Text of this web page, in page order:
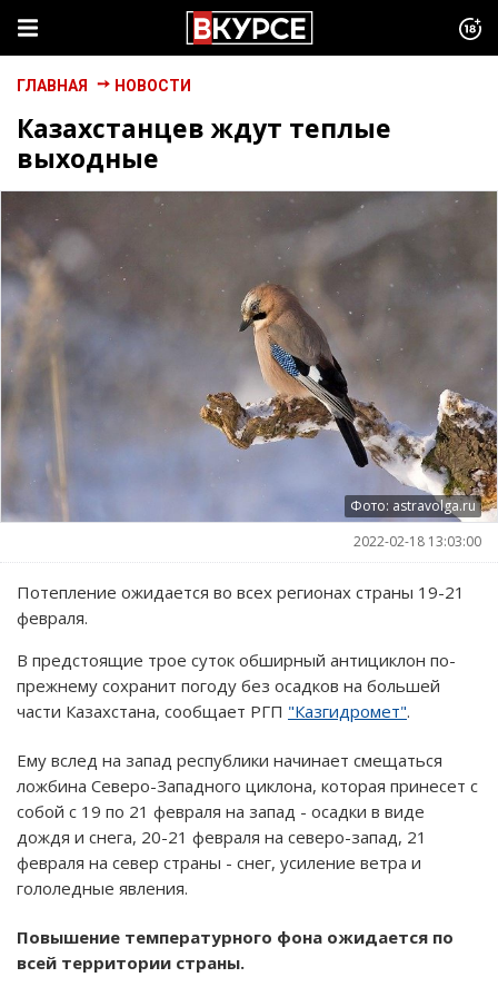
ГЛАВНАЯ НОВОСТИ
Казахстанцев ждут теплые
выходные
Фото: astravolga.ru
2022-02-18 13:03:00
Потепление ожидается во всех регионах страны 19-21
февраля.
В предстоящие трое суток обширный антициклон по-
прежнему сохранит погоду без осадков на большей
части Казахстана, сообщает РГП "Казгидромет".
Ему вслед на запад республики начинает смещаться
ложбина Северо-Западного циклона, которая принесет с
собой с 19 по 21 февраля на запад - осадки в виде
дождя и снега, 20-21 февраля на северо-запад, 21
февраля на север страны - снег, усиление ветра и
гололедные явления.
Повышение температурного фона ожидается по
всей территории страны.